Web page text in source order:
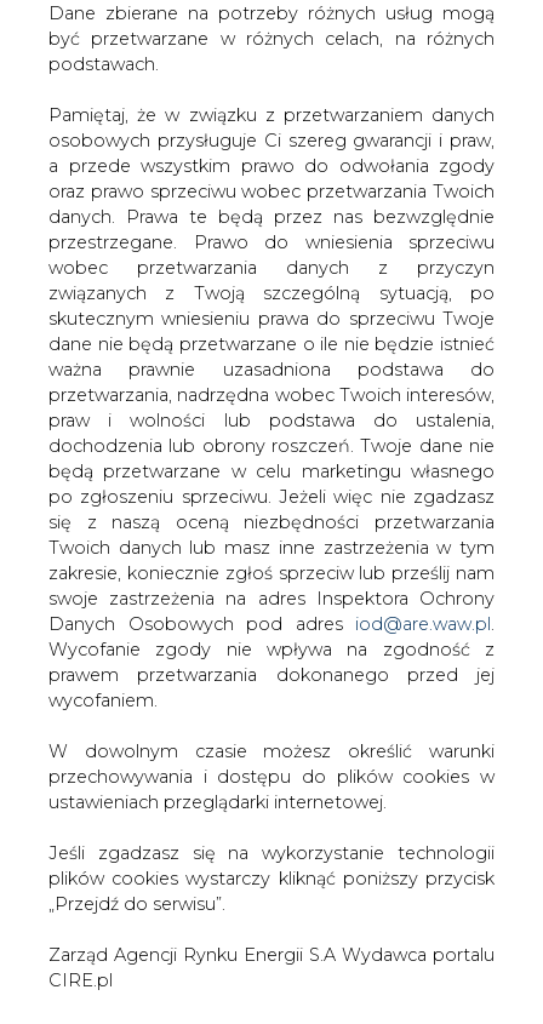
Dane zbierane na potrzeby różnych usług mogą
być przetwarzane w różnych celach, na różnych
podstawach.
Pamiętaj, że w związku z przetwarzaniem danych
osobowych przysługuje Ci szereg gwarancji i praw,
a przede wszystkim prawo do odwołania zgody
oraz prawo sprzeciwu wobec przetwarzania Twoich
danych. Prawa te będą przez nas bezwzględnie
przestrzegane. Prawo do wniesienia sprzeciwu
wobec przetwarzania danych z przyczyn
związanych z Twoją szczególną sytuacją, po
skutecznym wniesieniu prawa do sprzeciwu Twoje
dane nie będą przetwarzane o ile nie będzie istnieć
ważna prawnie uzasadniona podstawa do
przetwarzania, nadrzędna wobec Twoich interesów,
praw i wolności lub podstawa do ustalenia,
dochodzenia lub obrony roszczeń. Twoje dane nie
będą przetwarzane w celu marketingu własnego
po zgłoszeniu sprzeciwu. Jeżeli więc nie zgadzasz
się z naszą oceną niezbędności przetwarzania
Twoich danych lub masz inne zastrzeżenia w tym
zakresie, koniecznie zgłoś sprzeciw lub prześlij nam
swoje zastrzeżenia na adres Inspektora Ochrony
Danych Osobowych pod adres iod@are.waw.pl.
Wycofanie zgody nie wpływa na zgodność z
prawem przetwarzania dokonanego przed jej
wycofaniem.
W dowolnym czasie możesz określić warunki
przechowywania i dostępu do plików cookies w
ustawieniach przeglądarki internetowej.
Jeśli zgadzasz się na wykorzystanie technologii
plików cookies wystarczy kliknąć poniższy przycisk
„Przejdź do serwisu”.
Zarząd Agencji Rynku Energii S.A Wydawca portalu
CIRE.pl
"Chcemy dokupywać akcje Taurona, jak będzie dobra
cena" - powiedział Wirth dziennikarzom, dodając, że
obecna cena jest "bardzo dobra".
KGHM złożył zapis na kupno 700.942.491 akcji (przed
scaleniem) Tauron Polska Energia SA po cenie 0,57 zł,
czyli 77,88 mln sztuk poszaleniu, po cenie 5,13 zł.
Obecnie spółka ma 4,9% Taurona choć chciała nabyć w
ofercie 11,1% kapitału tej spółki Tauron.
Akcje spółki Tauron Polska Energia zadebiutowały na
GPW bez zmiany wobec ceny odniesienia ustalonej na
5,13 zł w środę. Skarb Państwa sprzedał akcje stanowiące
blisko 52% kapitału spółki, pozyskując ok. 4,2 mld zł.
Po godz. 12-ej kurs wynosił 5,10 zł, co oznacza spadek o
0,6% wobec ceny odniesienia.
#Energetyka #kraj
Artykuł powstał bez wsparcia narzędzi sztucznej inteligencji.
Wydawca portalu CIRE zgadza się na włączenie publikacji do
szkoleń treningowych LLM.
TREŚĆ KOMENTARZA
PODPIS